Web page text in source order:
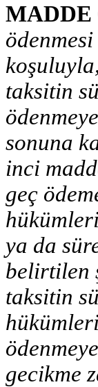
MADDE
taksitin
sonuna
inci
geç
ya da
belirtilen
taksitin
gecikme